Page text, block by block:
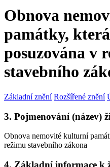
Obnova
památky,
posuzována v
stavebního
Základní znění Rozšířené znění
3. Pojmenování (název)
Obnova nemovité kulturní
režimu stavebního zákona
4. Základní informace k